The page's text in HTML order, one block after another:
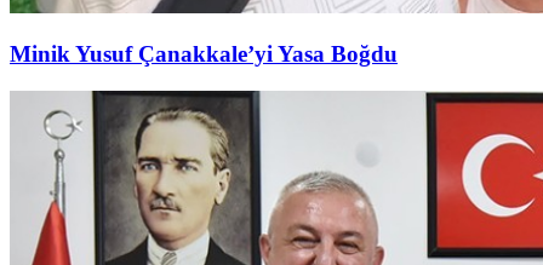
Minik Yusuf Çanakkale’yi Yasa Boğdu